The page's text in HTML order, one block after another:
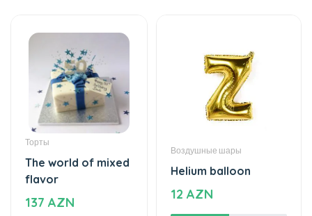
Торты
The world of mixed
flavor
137 AZN
Воздушные шары
Helium balloon
12 AZN